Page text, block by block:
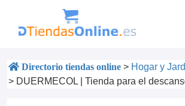
Directorio tiendas online > Hogar y
> DUERMECOL | Tienda para el